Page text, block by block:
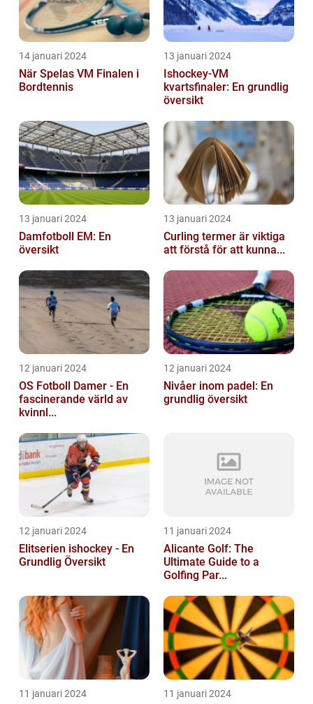
14 januari 2024
När Spelas VM Finalen i
Bordtennis
13 januari 2024
Ishockey-VM
kvartsfinaler: En grundlig
översikt
13 januari 2024
Damfotboll EM: En
översikt
13 januari 2024
Curling termer är viktiga
att förstå för att kunna...
12 januari 2024
OS Fotboll Damer - En
fascinerande värld av
kvinnl...
12 januari 2024
Nivåer inom padel: En
grundlig översikt
12 januari 2024
Elitserien ishockey - En
Grundlig Översikt
11 januari 2024
Alicante Golf: The
Ultimate Guide to a
Golfing Par...
11 januari 2024 11 januari 2024